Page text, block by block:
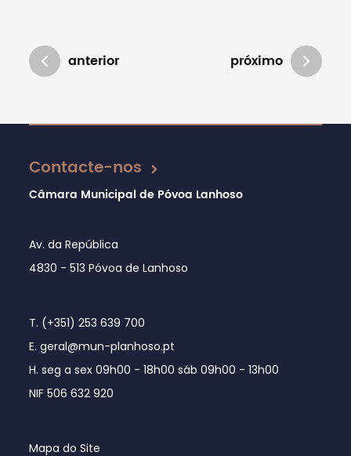
anterior próximo
Atualizado em 15/10/2019
Contacte-nos
Câmara Municipal de Póvoa Lanhoso
Av. da República
4830 - 513 Póvoa de Lanhoso
T. (+351) 253 639 700
E. geral@mun-planhoso.pt
H. seg a sex 09h00 - 18h00 sáb 09h00 - 13h00
NIF 506 632 920
Mapa do Site